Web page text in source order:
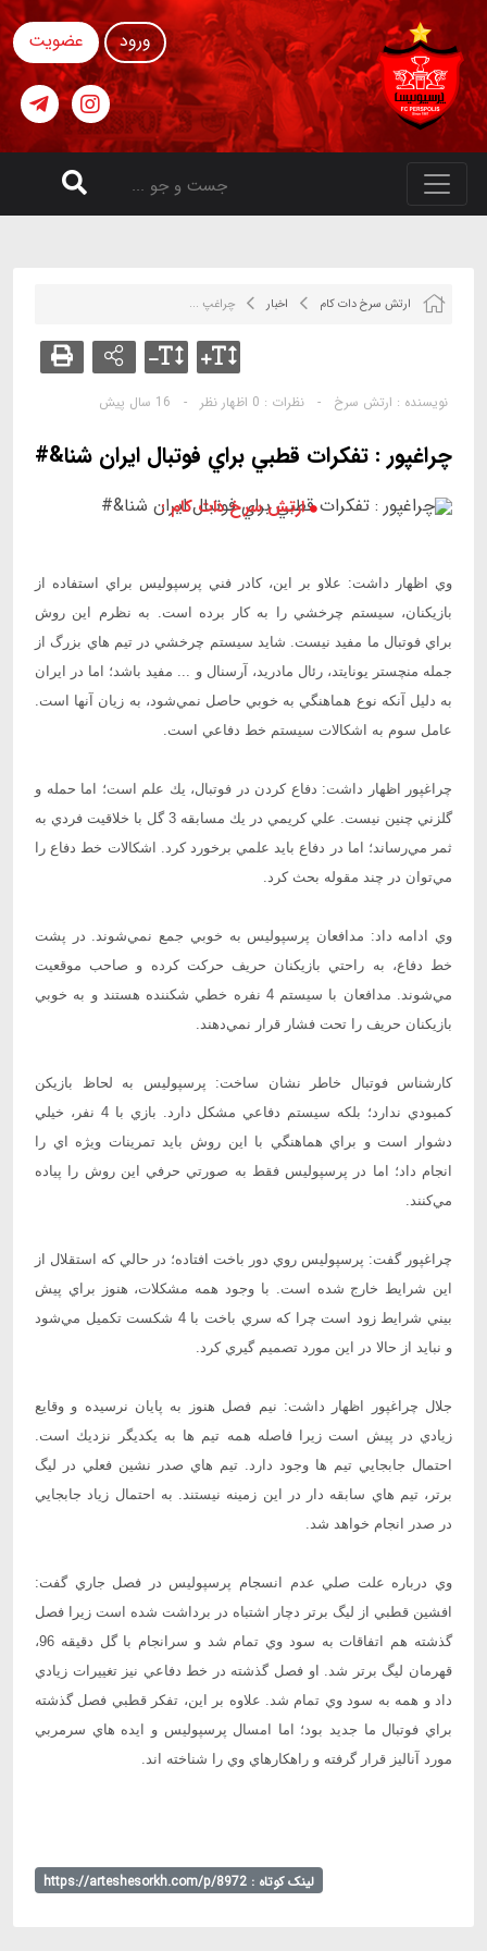
ورود عضویت
ارتش سرخ دات کام اخبار چراغپ ...
نویسنده : ارتش سرخ - نظرات : 0 اظهار نظر - 16 سال پیش
چراغپور : تفكرات قطبي براي فوتبال ايران شنا&#
ارتش سرخ دات کام :
وي اظهار داشت: علاو بر اين، كادر فني پرسپوليس براي استفاده از
بازيكنان، سيستم چرخشي را به كار برده است. به نظرم اين روش
براي فوتبال ما مفيد نيست. شايد سيستم چرخشي در تيم هاي بزرگ از
جمله منچستر يونايتد، رئال مادريد، آرسنال و ... مفيد باشد؛ اما در ايران
به دليل آنكه نوع هماهنگي به خوبي حاصل نمي‌شود، به زيان آنها است.
عامل سوم به اشكالات سيستم خط دفاعي است.
چراغپور اظهار داشت: دفاع كردن در فوتبال، يك علم است؛ اما حمله و
گلزني چنين نيست. علي كريمي در يك مسابقه 3 گل با خلاقيت فردي به
ثمر مي‌رساند؛ اما در دفاع بايد علمي برخورد كرد. اشكالات خط دفاع را
مي‌توان در چند مقوله بحث كرد.
وي ادامه داد: مدافعان پرسپوليس به خوبي جمع نمي‌شوند. در پشت
خط دفاع، به راحتي بازيكنان حريف حركت كرده و صاحب موقعيت
مي‌شوند. مدافعان با سيستم 4 نفره خطي شكننده هستند و به خوبي
بازيكنان حريف را تحت فشار قرار نمي‌دهند.
كارشناس فوتبال خاطر نشان ساخت: پرسپوليس به لحاظ بازيكن
كمبودي ندارد؛ بلكه سيستم دفاعي مشكل دارد. بازي با 4 نفر، خيلي
دشوار است و براي هماهنگي با اين روش بايد تمرينات ويژه اي را
انجام داد؛ اما در پرسپوليس فقط به صورتي حرفي اين روش را پياده
مي‌كنند.
چراغپور گفت: پرسپوليس روي دور باخت افتاده؛ در حالي كه استقلال از
اين شرايط خارج شده است. با وجود همه مشكلات، هنوز براي پيش
بيني شرايط زود است چرا كه سري باخت با 4 شكست تكميل مي‌شود
و نبايد از حالا در اين مورد تصميم گيري كرد.
جلال چراغپور اظهار داشت: نيم فصل هنوز به پايان نرسيده و وقايع
زيادي در پيش است زيرا فاصله همه تيم ها به يكديگر نزديك است.
احتمال جابجايي تيم ها وجود دارد. تيم هاي صدر نشين فعلي در ليگ
برتر، تيم هاي سابقه دار در اين زمينه نيستند. به احتمال زياد جابجايي
در صدر انجام خواهد شد.
وي درباره علت صلي عدم انسجام پرسپوليس در فصل جاري گفت:
افشين قطبي از ليگ برتر دچار اشتباه در برداشت شده است زيرا فصل
گذشته هم اتفاقات به سود وي تمام شد و سرانجام با گل دقيقه 96،
قهرمان ليگ برتر شد. او فصل گذشته در خط دفاعي نيز تغييرات زيادي
داد و همه به سود وي تمام شد. علاوه بر اين، تفكر قطبي فصل گذشته
براي فوتبال ما جديد بود؛ اما امسال پرسپوليس و ايده هاي سرمربي
مورد آناليز قرار گرفته و راهكارهاي وي را شناخته اند.
لینک کوتاه : https://arteshesorkh.com/p/8972